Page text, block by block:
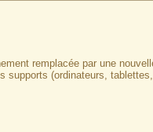
remplacée par une
supports (ordinateurs,